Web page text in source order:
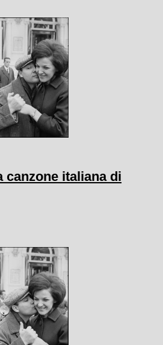
canzone italiana di